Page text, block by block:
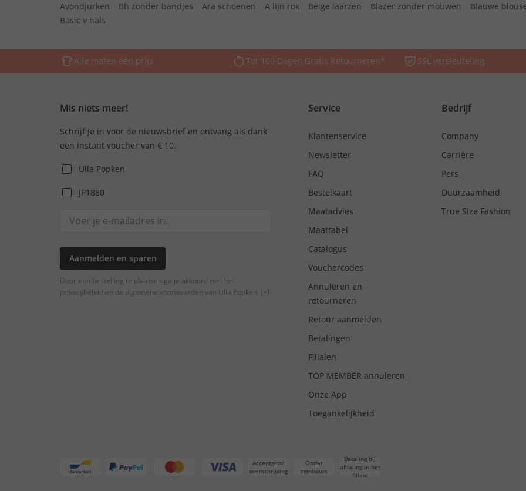
Avondjurken Bh zonder bandjes Ara schoenen A lijn rok Beige laarzen Blazer zonder mouwen
Blauwe
Basic v hals
Alle maten één prijs Tot 100 Dagen Gratis Retourneren* SSL versleuteling
Mis niets meer!
Schrijf je in voor de nieuwsbrief en ontvang als dank
een instant voucher van € 10.
Ulla Popken
JP1880
Aanmelden en sparen
Door een bestelling te plaatsen ga je akkoord met het
privacybeleid en de algemene voorwaarden van Ulla Popken. [+]
Service
Klantenservice
Newsletter
FAQ
Bestelkaart
Maatadvies
Maattabel
Catalogus
Vouchercodes
Annuleren en
retourneren
Retour aanmelden
Betalingen
Filialen
TOP MEMBER annuleren
Onze App
Toegankelijkheid
Bedrijf
Company
Carrière
Pers
Duurzaamheid
True Size Fashion
Acceptgiro/
overschrijving
Onder
rembours
Betaling bij
afhaling in het
filiaal